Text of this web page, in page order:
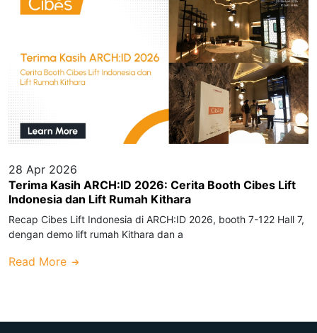
28 Apr 2026
Terima Kasih ARCH:ID 2026: Cerita Booth Cibes Lift
Indonesia dan Lift Rumah Kithara
Recap Cibes Lift Indonesia di ARCH:ID 2026, booth 7-122 Hall 7,
dengan demo lift rumah Kithara dan a
Read More